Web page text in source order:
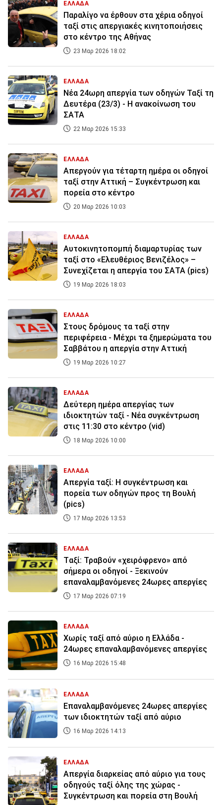
ΕΛΛΑΔΑ
Παραλίγο να έρθουν στα χέρια οδηγοί
ταξί στις απεργιακές κινητοποιήσεις
στο κέντρο της Αθήνας
23 Μαρ 2026 18:02
ΕΛΛΑΔΑ
Νέα 24ωρη απεργία των οδηγών Ταξί τη
Δευτέρα (23/3) - Η ανακοίνωση του
ΣΑΤΑ
22 Μαρ 2026 15:33
ΕΛΛΑΔΑ
Απεργούν για τέταρτη ημέρα οι οδηγοί
ταξί στην Αττική – Συγκέντρωση και
πορεία στο κέντρο
20 Μαρ 2026 10:03
ΕΛΛΑΔΑ
Αυτοκινητοπομπή διαμαρτυρίας των
ταξί στο «Ελευθέριος Βενιζέλος» –
Συνεχίζεται η απεργία του ΣΑΤΑ (pics)
19 Μαρ 2026 18:03
ΕΛΛΑΔΑ
Στους δρόμους τα ταξί στην
περιφέρεια - Μέχρι τα ξημερώματα του
Σαββάτου η απεργία στην Αττική
19 Μαρ 2026 10:27
ΕΛΛΑΔΑ
Δεύτερη ημέρα απεργίας των
ιδιοκτητών ταξί - Νέα συγκέντρωση
στις 11:30 στο κέντρο (vid)
18 Μαρ 2026 10:00
ΕΛΛΑΔΑ
Απεργία ταξί: Η συγκέντρωση και
πορεία των οδηγών προς τη Βουλή
(pics)
17 Μαρ 2026 13:53
ΕΛΛΑΔΑ
Tαξί: Τραβούν «χειρόφρενο» από
σήμερα οι οδηγοί - Ξεκινούν
επαναλαμβανόμενες 24ωρες απεργίες
17 Μαρ 2026 07:19
ΕΛΛΑΔΑ
Χωρίς ταξί από αύριο η Ελλάδα -
24ωρες επαναλαμβανόμενες απεργίες
16 Μαρ 2026 15:48
ΕΛΛΑΔΑ
Επαναλαμβανόμενες 24ωρες απεργίες
των ιδιοκτητών ταξί από αύριο
16 Μαρ 2026 14:13
ΕΛΛΑΔΑ
Απεργία διαρκείας από αύριο για τους
οδηγούς ταξί όλης της χώρας -
Συγκέντρωση και πορεία στη Βουλή